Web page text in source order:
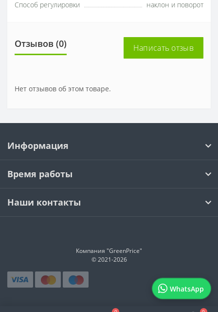
Способ регулировки
наклон и поворот
Отзывов (0) Написать отзыв
Нет отзывов об этом товаре.
WhatsApp
Информация
Время работы
Наши контакты
Компания "GreenPrice"
© 2021-2026